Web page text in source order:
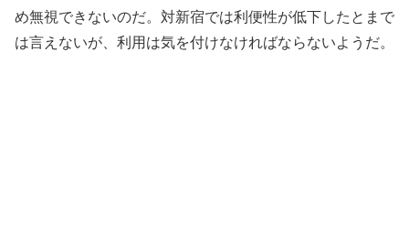
め無視できないのだ。対新宿では利便性が低下したとまで
は言えないが、利用は気を付けなければならないようだ。